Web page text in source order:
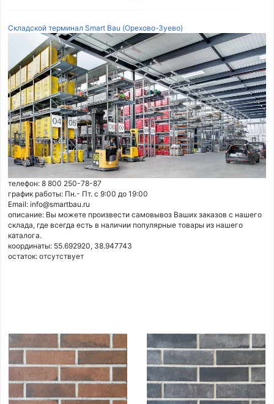
Складской терминал Smart Bau (Орехово-Зуево)
телефон: 8 800 250-78-87
график работы: Пн.- Пт. с 9:00 до 19:00
Email: info@smartbau.ru
описание: Вы можете произвести самовывоз Ваших заказов с нашего
склада, где всегда есть в наличии популярные товары из нашего
каталога.
координаты: 55.692920, 38.947743
остаток: отсутствует